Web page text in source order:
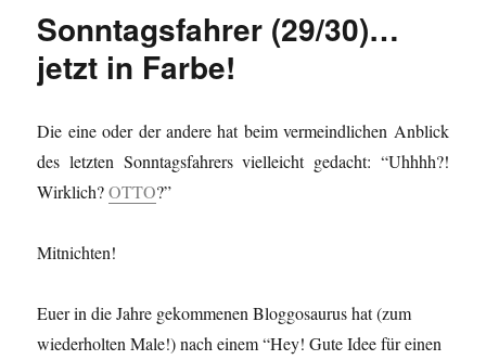
Sonntagsfahrer (29/30)…
jetzt in Farbe!
Die eine oder der andere hat beim vermeindlichen Anblick
des letzten Sonntagsfahrers vielleicht gedacht: “Uhhhh?!
Wirklich?OTTO?”
Mitnichten!
Euer in die Jahre gekommenen Bloggosaurus hat (zum
wiederholten Male!) nach einem “Hey! Gute Idee für einen